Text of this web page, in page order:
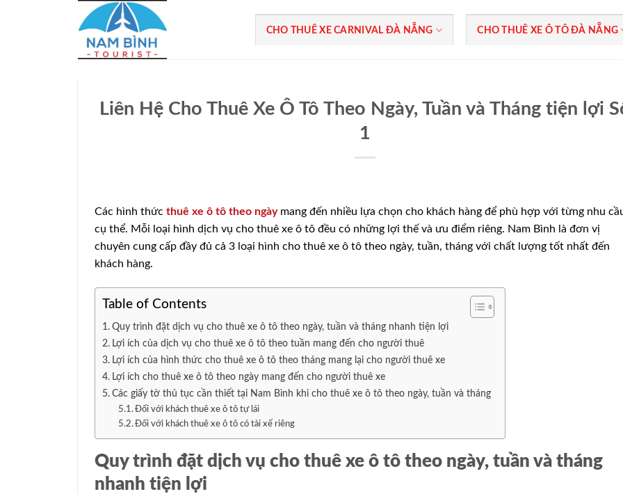
CHO THUÊ XE CARNIVAL ĐÀ NẴNG CHO THUÊ XE Ô TÔ ĐÀ NẴNG
Liên Hệ Cho Thuê Xe Ô Tô Theo Ngày, Tuần và Tháng tiện lợi
1
Các hình thức thuê xe ô tô theo ngàymang đến nhiều lựa chọn cho khách hàng để phù hợp với từng nhu
cụ thể. Mỗi loại hình dịch vụ cho thuê xe ô tô đều có những lợi thế và ưu điểm riêng. Nam Bình là đơn vị
chuyên cung cấp đầy đủ cả 3 loại hình cho thuê xe ô tô theo ngày, tuần, tháng với chất lượng tốt nhất đến
khách hàng.
Table of Contents
Quy trình đặt dịch vụ cho thuê xe ô tô theo ngày, tuần và tháng nhanh tiện lợi
Lợi ích của dịch vụ cho thuê xe ô tô theo tuần mang đến cho người thuê
Lợi ích của hình thức cho thuê xe ô tô theo tháng mang lại cho người thuê xe
Lợi ích cho thuê xe ô tô theo ngày mang đến cho người thuê xe
Các giấy tờ thủ tục cần thiết tại Nam Bình khi cho thuê xe ô tô theo ngày, tuần và tháng
Đối với khách thuê xe ô tô tự lái
Đối với khách thuê xe ô tô có tài xế riêng
Quy trình đặt dịch vụ cho thuê xe ô tô theo ngày, tuần và tháng
nhanh tiện lợi